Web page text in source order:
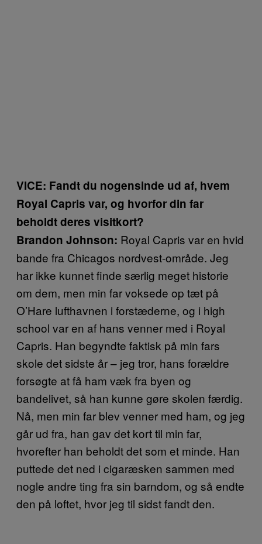
VICE: Fandt du nogensinde ud af, hvem
Royal Capris var, og hvorfor din far
beholdt deres visitkort?
Brandon Johnson: Royal Capris var en hvid
bande fra Chicagos nordvest-område. Jeg
har ikke kunnet finde særlig meget historie
om dem, men min far voksede op tæt på
O’Hare lufthavnen i forstæderne, og i high
school var en af hans venner med i Royal
Capris. Han begyndte faktisk på min fars
skole det sidste år – jeg tror, hans forældre
forsøgte at få ham væk fra byen og
bandelivet, så han kunne gøre skolen færdig.
Nå, men min far blev venner med ham, og jeg
går ud fra, han gav det kort til min far,
hvorefter han beholdt det som et minde. Han
puttede det ned i cigaræsken sammen med
nogle andre ting fra sin barndom, og så endte
den på loftet, hvor jeg til sidst fandt den.